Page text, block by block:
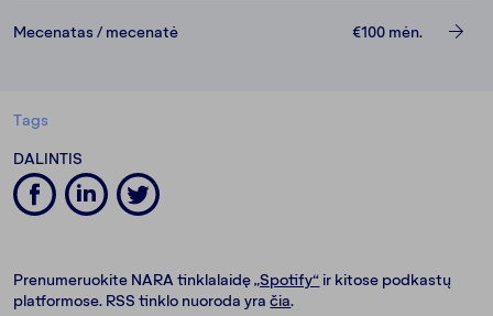
Mecenatas / mecenatė €100 mėn.
Tags
DALINTIS
Prenumeruokite NARA tinklalaidę„Spotify“ ir kitose podkastų
platformose. RSS tinklo nuoroda yračia.